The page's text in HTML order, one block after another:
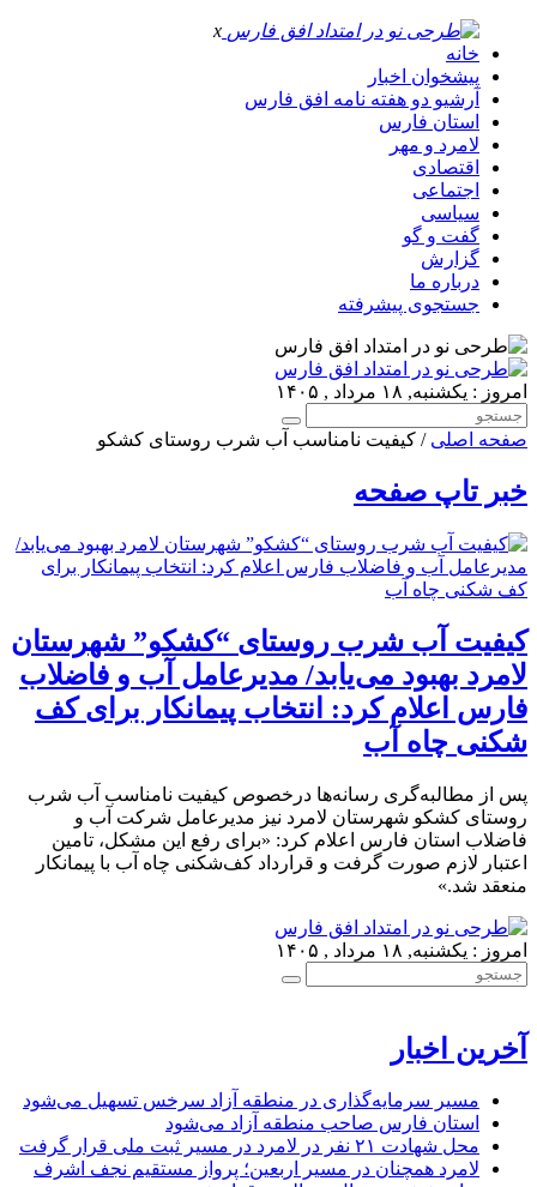
x
خانه
پیشخوان اخبار
آرشیو دو هفته نامه افق فارس
استان فارس
لامرد و مهر
اقتصادی
اجتماعی
سیاسی
گفت و گو
گزارش
درباره ما
جستجوی پیشرفته
امروز : یکشنبه, ۱۸ مرداد , ۱۴۰۵
صفحه اصلی / کیفیت نامناسب آب شرب روستای کشکو
خبر تاپ صفحه
کیفیت آب شرب روستای “کشکو” شهرستان
لامرد بهبود می‌یابد/ مدیرعامل آب و فاضلاب
فارس اعلام کرد: انتخاب پیمانکار برای کف
شکنی چاه آب
پس از مطالبه‌گری رسانه‌ها درخصوص کیفیت نامناسب آب شرب
روستای کشکو شهرستان لامرد نیز مدیرعامل شرکت آب و
فاضلاب استان فارس اعلام کرد: «برای رفع این مشکل، تامین
اعتبار لازم صورت گرفت و قرارداد کف‌شکنی چاه آب با پیمانکار
منعقد شد.»
امروز : یکشنبه, ۱۸ مرداد , ۱۴۰۵
آخرین اخبار
مسیر سرمایه‌گذاری در منطقه آزاد سرخس تسهیل می‌شود
استان فارس صاحب منطقه آزاد می‌شود
محل شهادت ۲۱ نفر در لامرد در مسیر ثبت ملی قرار گرفت
لامرد همچنان در مسیر اربعین؛ پرواز مستقیم نجف اشرف